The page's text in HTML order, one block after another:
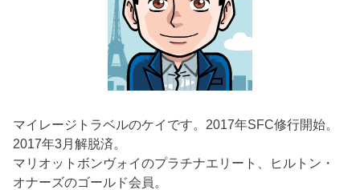
マイレージトラベルのケイです。2017年SFC修行開始。
2017年3月解脱済。
マリオットボンヴォイのプラチナエリート、ヒルトン・
オナーズのゴールド会員。